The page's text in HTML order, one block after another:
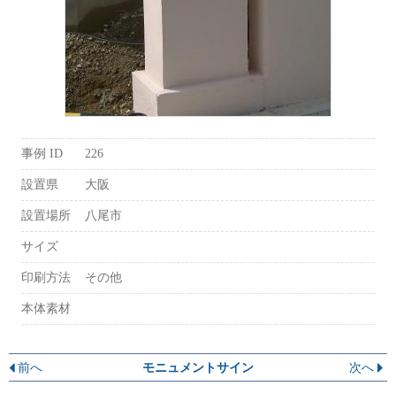
事例 ID 226
設置県 大阪
設置場所 八尾市
サイズ
印刷方法 その他
本体素材
前へ 次へ
モニュメントサイン